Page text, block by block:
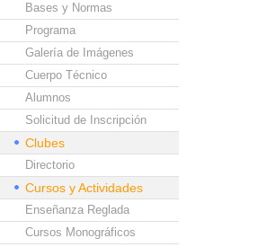
Bases y Normas
Programa
Galería de Imágenes
Cuerpo Técnico
Alumnos
Solicitud de Inscripción
Clubes
Directorio
Cursos y Actividades
Enseñanza Reglada
Cursos Monográficos